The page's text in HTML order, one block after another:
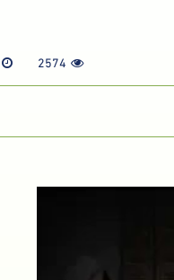
2574